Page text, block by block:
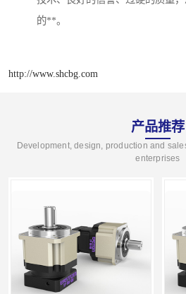
的**。
http://www.shcbg.com
产品推荐
Development, design, production and
enterprises